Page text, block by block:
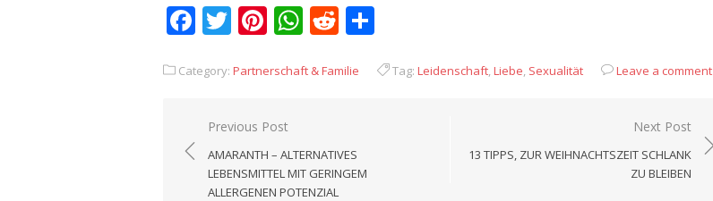
Facebook
Twitter
Pinterest
WhatsApp
Reddit
Category: Partnerschaft & Familie Tag: Leidenschaft,Liebe, Sexualität Leave a comment
Beitrags-
Navigation
Previous Post
AMARANTH – ALTERNATIVES
LEBENSMITTEL MIT GERINGEM
ALLERGENEN POTENZIAL
Next Post
13 TIPPS, ZUR WEIHNACHTSZEIT SCHLANK
ZU BLEIBEN